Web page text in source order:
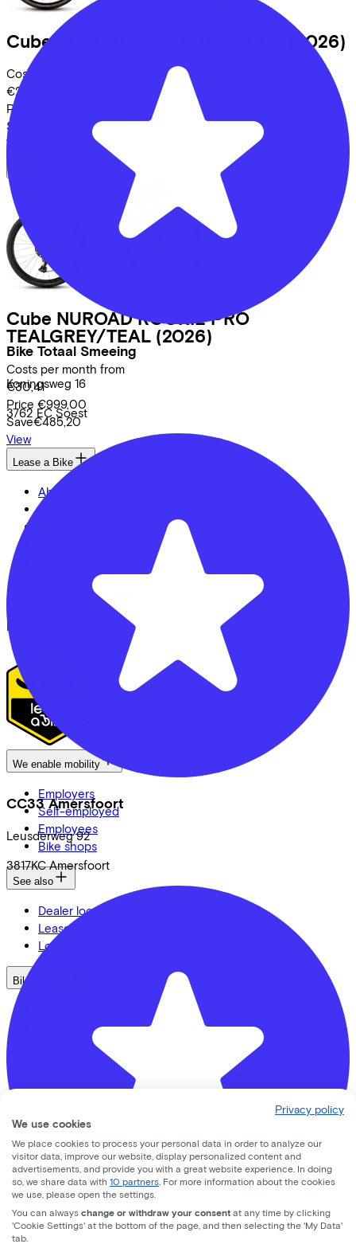
Bike Totaal Smeeing
Koningsweg 16
3762 EC Soest
CC33 Amersfoort
Leusderweg 92
3817KC Amersfoort
Cube (2026)
Costs per month from
€28,41
Price
Save
View
Cube NUROAD ROOKIE PRO
TEALGREY/TEAL (2026)
Costs per month from
€30,41
Price €999,00
Save€485,20
View
Lease a Bike
About us
Our team
Security & Privacy
Proud partner of
We enable mobility
Employers
Self-employed
Employees
Bike shops
See also
Dealer locator
Lease a bike? Calculate your costs
Login
Bike brands
Cannondale
Van Raam
Cube
All brands
E-Bikes
Privacy policy
We use cookies
We place cookies to process your personal data in order to analyze our
visitor data, improve our website, display personalized content and
advertisements, and provide you with a great website experience. In doing
so, we share data with 10 partners . For more information about the cookies
we use, please open the settings.
You can always change or withdraw your consent at any time by clicking
'Cookie Settings' at the bottom of the page, and then selecting the 'My Data'
tab.